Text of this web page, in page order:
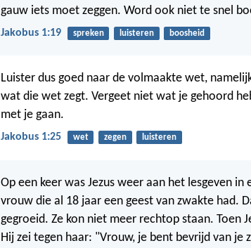
gauw iets moet zeggen. Word ook niet te snel
Jakobus 1:19 spreken luisteren boosheid
Luister dus goed naar de volmaakte wet,
wat die wet zegt. Vergeet niet wat je gehoord
met je gaan.
Jakobus 1:25 wet zegen luisteren
Op een keer was Jezus weer aan het lesgeven
vrouw die al 18 jaar een geest van zwakte had.
gegroeid. Ze kon niet meer rechtop staan. Toen
Hij zei tegen haar: "Vrouw, je bent bevrijd van je